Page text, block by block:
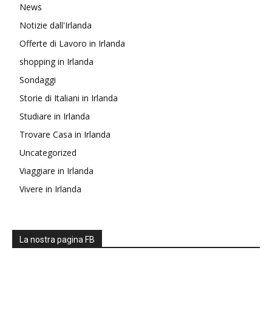
News
Notizie dall'Irlanda
Offerte di Lavoro in Irlanda
shopping in Irlanda
Sondaggi
Storie di Italiani in Irlanda
Studiare in Irlanda
Trovare Casa in Irlanda
Uncategorized
Viaggiare in Irlanda
Vivere in Irlanda
La nostra pagina FB